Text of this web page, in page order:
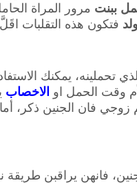
ببنت مرور المراة
فتكون هذه التقلبات
تحملينه، يمكنك
وقت الحمل او الاخصاب
زوجي فان الجنين ذكر،
فانهن يراقبن طريقة